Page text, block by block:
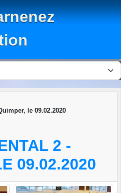
le 09.02.2020
2 -
09.02.2020